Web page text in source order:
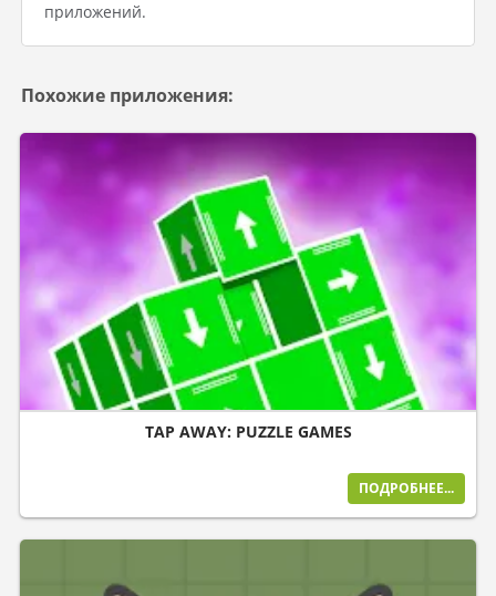
приложений.
Похожие приложения:
TAP AWAY: PUZZLE GAMES
ПОДРОБНЕЕ...